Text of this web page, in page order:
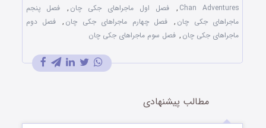
Chan Adventures
, فصل اول ماجراهای جکی چان ,
فصل پنجم
ماجراهای جکی چان , فصل چهارم ماجراهای جکی چان , فصل دوم
ماجراهای جکی چان , فصل سوم ماجراهای جکی چان
مطالب پیشنهادی